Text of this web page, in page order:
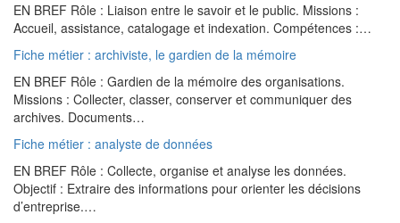
EN BREF Rôle : Liaison entre le savoir et le public. Missions :
Accueil, assistance, catalogage et indexation. Compétences :…
Fiche métier : archiviste, le gardien de la mémoire
EN BREF Rôle : Gardien de la mémoire des organisations.
Missions : Collecter, classer, conserver et communiquer des
archives. Documents…
Fiche métier : analyste de données
EN BREF Rôle : Collecte, organise et analyse les données.
Objectif : Extraire des informations pour orienter les décisions
d’entreprise.…